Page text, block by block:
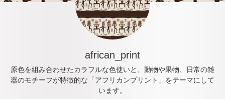
african_print
原色を組み合わせたカラフルな色使いと、動物や果物、日常の雑
器のモチーフが特徴的な「アフリカンプリント」をテーマにして
います。